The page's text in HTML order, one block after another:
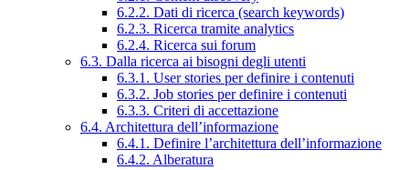
6.2.2. Dati di ricerca (search keywords)
6.2.3. Ricerca tramite analytics
6.2.4. Ricerca sui forum
6.3. Dalla ricerca ai bisogni degli utenti
6.3.1. User stories per definire i contenuti
6.3.2. Job stories per definire i contenuti
6.3.3. Criteri di accettazione
6.4. Architettura dell’informazione
6.4.1. Definire l’architettura dell’informazione
6.4.2. Alberatura